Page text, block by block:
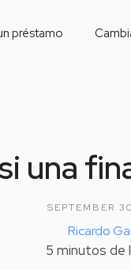
préstamo
una
SEPTEMBER
Ricardo
5 minutos de